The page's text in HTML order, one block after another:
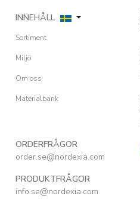
INNEHÅLL
Sortiment
Miljö
Om oss
Materialbank
ORDERFRÅGOR
order.se@nordexia.com
PRODUKTFRÅGOR
info.se@nordexia.com